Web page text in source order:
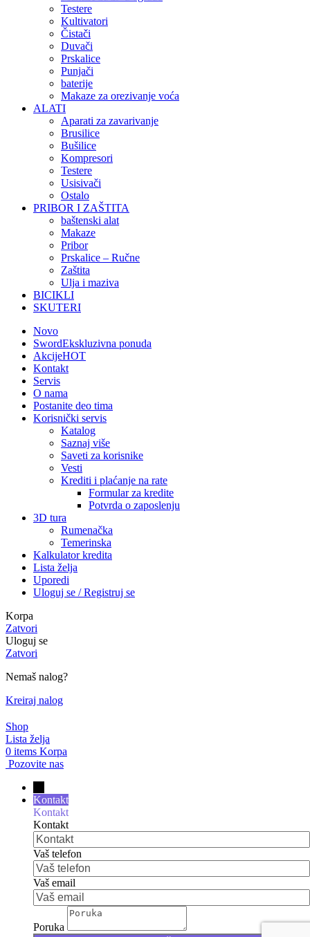
Testere
Kultivatori
Čistači
Duvači
Prskalice
Punjači
baterije
Makaze za orezivanje voća
ALATI
Aparati za zavarivanje
Brusilice
Bušilice
Kompresori
Testere
Usisivači
Ostalo
PRIBOR I ZAŠTITA
baštenski alat
Makaze
Pribor
Prskalice – Ručne
Zaštita
Ulja i maziva
BICIKLI
SKUTERI
Novo
SwordEkskluzivna ponuda
AkcijeHOT
Kontakt
Servis
O nama
Postanite deo tima
Korisnički servis
Katalog
Saznaj više
Saveti za korisnike
Vesti
Krediti i plaćanje na rate
Formular za kredite
Potvrda o zaposlenju
3D tura
Rumenačka
Temerinska
Kalkulator kredita
Lista želja
Uporedi
Uloguj se / Registruj se
Korpa
Zatvori
Uloguj se
Zatvori
Nemaš nalog?
Kreiraj nalog
Shop
Lista želja
0 items Korpa
Pozovite nas
Kontakt
Kontakt
Kontakt
Vaš telefon
Vaš email
Poruka